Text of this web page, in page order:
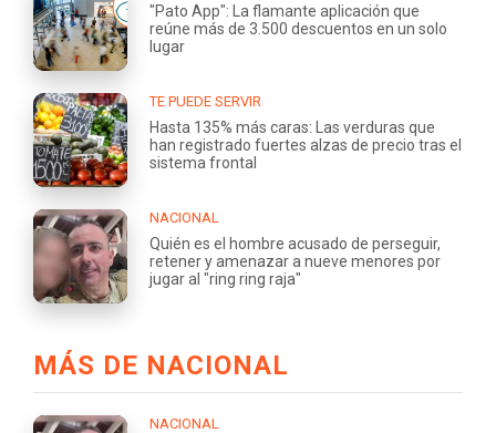
"Pato App": La flamante aplicación que
reúne más de 3.500 descuentos en un solo
lugar
TE PUEDE SERVIR
Hasta 135% más caras: Las verduras que
han registrado fuertes alzas de precio tras el
sistema frontal
NACIONAL
Quién es el hombre acusado de perseguir,
retener y amenazar a nueve menores por
jugar al "ring ring raja"
MÁS DE NACIONAL
NACIONAL